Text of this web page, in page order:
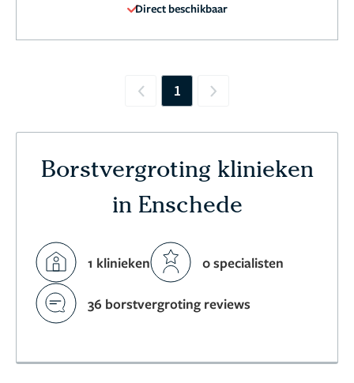
Direct beschikbaar
Previous
1 Next
Borstvergroting klinieken
in Enschede
1 klinieken 0 specialisten
36 borstvergroting reviews